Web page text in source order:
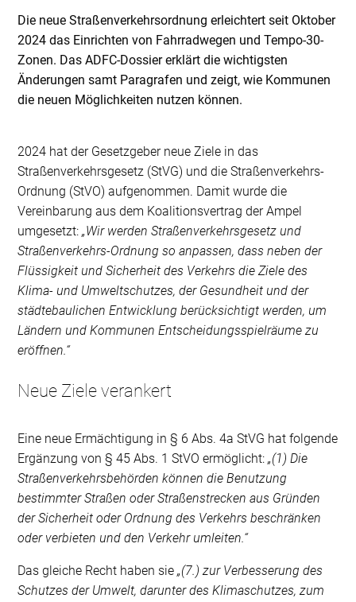
Die neue Straßenverkehrsordnung erleichtert seit Oktober
2024 das Einrichten von Fahrradwegen und Tempo-30-
Zonen. Das ADFC-Dossier erklärt die wichtigsten
Änderungen samt Paragrafen und zeigt, wie Kommunen
die neuen Möglichkeiten nutzen können.
2024 hat der Gesetzgeber neue Ziele in das
Straßenverkehrsgesetz (StVG) und die Straßenverkehrs-
Ordnung (StVO) aufgenommen. Damit wurde die
Vereinbarung aus dem Koalitionsvertrag der Ampel
umgesetzt:„Wir werden Straßenverkehrsgesetz und
Straßenverkehrs-Ordnung so anpassen, dass neben der
Flüssigkeit und Sicherheit des Verkehrs die Ziele des
Klima- und Umweltschutzes, der Gesundheit und der
städtebaulichen Entwicklung berücksichtigt werden, um
Ländern und Kommunen Entscheidungsspielräume zu
eröffnen.“
Neue Ziele verankert
Eine neue Ermächtigung in § 6 Abs. 4a StVG hat folgende
Ergänzung von § 45 Abs. 1 StVO ermöglicht:„(1) Die
Straßenverkehrsbehörden können die Benutzung
bestimmter Straßen oder Straßenstrecken aus Gründen
der Sicherheit oder Ordnung des Verkehrs beschränken
oder verbieten und den Verkehr umleiten.“
Das gleiche Recht haben sie„(7.) zur Verbesserung des
Schutzes der Umwelt, darunter des Klimaschutzes, zum